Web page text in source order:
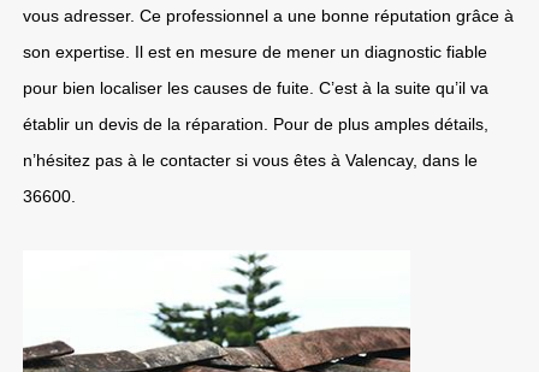
vous adresser. Ce professionnel a une bonne réputation grâce à
son expertise. Il est en mesure de mener un diagnostic fiable
pour bien localiser les causes de fuite. C’est à la suite qu’il va
établir un devis de la réparation. Pour de plus amples détails,
n’hésitez pas à le contacter si vous êtes à Valencay, dans le
36600.